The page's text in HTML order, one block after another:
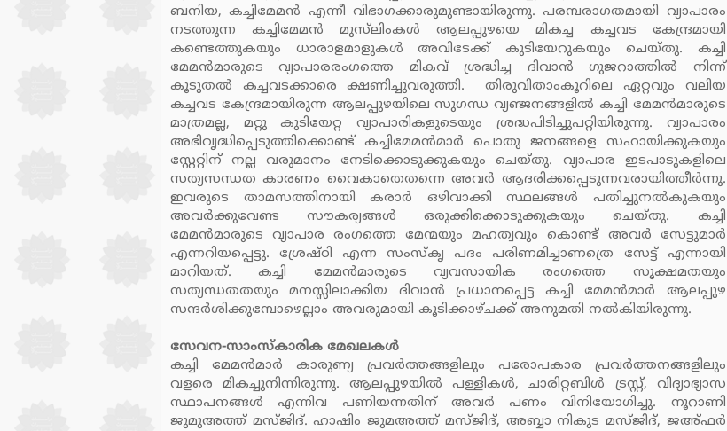
ബനിയ, കച്ചിമേമന്‍ എന്നീ വിഭാഗക്കാരുമുണ്ടായിരുന്നു. പരമ്പരാഗതമായി വ്യാപാരം
നടത്തുന്ന കച്ചിമേമന്‍ മുസ്‌ലിംകള്‍ ആലപ്പുഴയെ മികച്ച കച്ചവട കേന്ദ്രമായി
കണ്ടെത്തുകയും ധാരാളമാളുകള്‍ അവിടേക്ക് കുടിയേറുകയും ചെയ്തു. കച്ചി
മേമന്‍മാരുടെ വ്യാപാരരംഗത്തെ മികവ് ശ്രദ്ധിച്ച ദിവാന്‍ ഗുജറാത്തില്‍ നിന്ന്
കൂടുതല്‍ കച്ചവടക്കാരെ ക്ഷണിച്ചുവരുത്തി. തിരുവിതാംകൂറിലെ ഏറ്റവും വലിയ
കച്ചവട കേന്ദ്രമായിരുന്ന ആലപ്പുഴയിലെ സുഗന്ധ വ്യഞ്ജനങ്ങളില്‍ കച്ചി മേമന്‍മാരുടെ
മാത്രമല്ല, മറ്റു കുടിയേറ്റ വ്യാപാരികളുടെയും ശ്രദ്ധപിടിച്ചുപറ്റിയിരുന്നു. വ്യാപാരം
അഭിവൃദ്ധിപ്പെടുത്തിക്കൊണ്ട് കച്ചിമേമന്‍മാര്‍ പൊതു ജനങ്ങളെ സഹായിക്കുകയും
സ്റ്റേറ്റിന് നല്ല വരുമാനം നേടിക്കൊടുക്കുകയും ചെയ്തു. വ്യാപാര ഇടപാടുകളിലെ
സത്യസന്ധത കാരണം വൈകാതെതന്നെ അവര്‍ ആദരിക്കപ്പെടുന്നവരായിത്തീര്‍ന്നു.
ഇവരുടെ താമസത്തിനായി കരാര്‍ ഒഴിവാക്കി സ്ഥലങ്ങള്‍ പതിച്ചുനല്‍കുകയും
അവര്‍ക്കുവേണ്ട സൗകര്യങ്ങള്‍ ഒരുക്കിക്കൊടുക്കുകയും ചെയ്തു. കച്ചി
മേമന്‍മാരുടെ വ്യാപാര രംഗത്തെ മേന്മയും മഹത്വവും കൊണ്ട് അവര്‍ സേട്ടുമാര്‍
എന്നറിയപ്പെട്ടു. ശ്രേഷ്ഠി എന്ന സംസ്‌കൃ പദം പരിണമിച്ചാണത്രെ സേട്ട് എന്നായി
മാറിയത്. കച്ചി മേമന്‍മാരുടെ വ്യവസായിക രംഗത്തെ സൂക്ഷമതയും
സത്യന്ധതതയും മനസ്സിലാക്കിയ ദിവാന്‍ പ്രധാനപ്പെട്ട കച്ചി മേമന്‍മാര്‍ ആലപ്പുഴ
സന്ദര്‍ശിക്കുമ്പോഴെല്ലാം അവരുമായി കൂടിക്കാഴ്ചക്ക് അനുമതി നല്‍കിയിരുന്നു.
സേവന-സാംസ്‌കാരിക മേഖലകള്‍
കച്ചി മേമന്‍മാര്‍ കാരുണ്യ പ്രവര്‍ത്തങ്ങളിലും പരോപകാര പ്രവര്‍ത്തനങ്ങളിലും
വളരെ മികച്ചുനിന്നിരുന്നു. ആലപ്പുഴയില്‍ പള്ളികള്‍, ചാരിറ്റബിള്‍ ട്രസ്റ്റ്, വിദ്യാഭ്യാസ
സ്ഥാപനങ്ങള്‍ എന്നിവ പണിയന്നതിന് അവര്‍ പണം വിനിയോഗിച്ചു. നൂറാണി
ജുമുഅത്ത് മസ്ജിദ്. ഹാഷിം ജുമഅത്ത് മസ്ജിദ്, അബ്ബാ നികുട മസ്ജിദ്, ജഅ്ഫര്‍